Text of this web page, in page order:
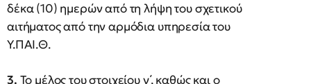
δέκα (10) ημερών από τη λήψη του σχετικού
αιτήματος από την αρμόδια υπηρεσία του
Υ.ΠΑΙ.Θ.
3. Το μέλος του στοιχείου γ΄, καθώς και ο